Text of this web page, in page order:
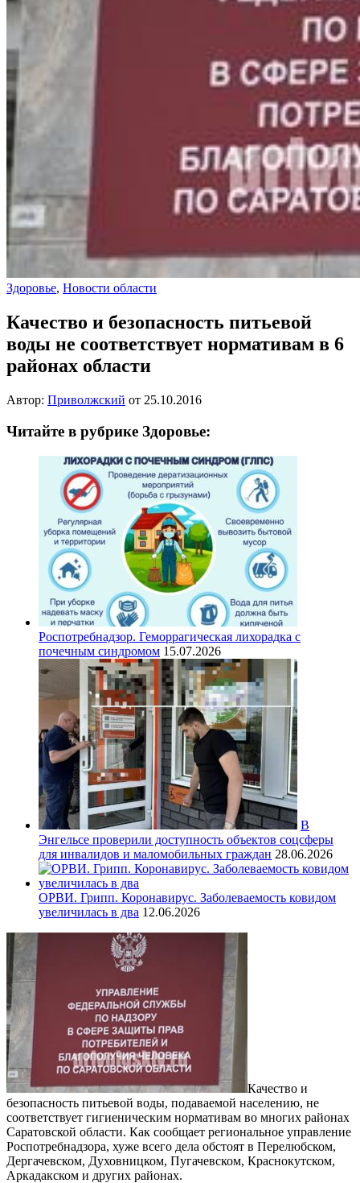
Здоровье, Новости области
Качество и безопасность питьевой
воды не соответствует нормативам в 6
районах области
Автор: Приволжский от 25.10.2016
Читайте в рубрике Здоровье:
Роспотребнадзор. Геморрагическая лихорадка с
почечным синдромом 15.07.2026
В
Энгельсе проверили доступность объектов соцсферы
для инвалидов и маломобильных граждан 28.06.2026
ОРВИ. Грипп. Коронавирус. Заболеваемость ковидом
увеличилась в два 12.06.2026
Качество и
безопасность питьевой воды, подаваемой населению, не
соответствует гигиеническим нормативам во многих районах
Саратовской области. Как сообщает региональное управление
Роспотребнадзора, хуже всего дела обстоят в Перелюбском,
Дергачевском, Духовницком, Пугачевском, Краснокутском,
Аркадакском и других районах.